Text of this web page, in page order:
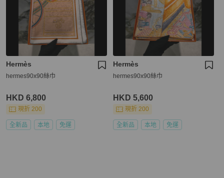
Hermès
hermes90x90絲巾
HKD 6,800
現折 200
全新品 本地 免運
Hermès
hermes90x90絲巾
HKD 5,600
現折 200
全新品 本地 免運